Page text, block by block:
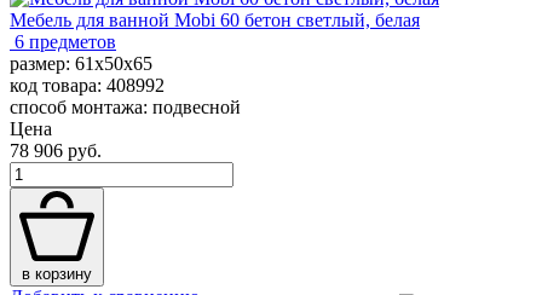
Мебель для ванной Mobi 60 бетон светлый, белая
6 предметов
размер: 61x50x65
код товара: 408992
способ монтажа: подвесной
Цена
78 906 руб.
в корзину